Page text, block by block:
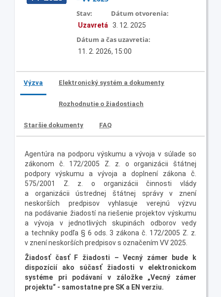
Stav:
Uzavretá
Dátum otvorenia:
3. 12. 2025
Dátum a čas uzavretia:
11. 2. 2026, 15:00
Výzva Elektronický systém a dokumenty
Rozhodnutie o žiadostiach
Staršie dokumenty FAQ
Agentúra na podporu výskumu a vývoja v súlade so
zákonom č. 172/2005 Z. z. o organizácii štátnej
podpory výskumu a vývoja a doplnení zákona č.
575/2001 Z. z. o organizácii činnosti vlády
a organizácii ústrednej štátnej správy v znení
neskorších predpisov vyhlasuje verejnú výzvu
na podávanie žiadostí na riešenie projektov výskumu
a vývoja v jednotlivých skupinách odborov vedy
a techniky podľa § 6 ods. 3 zákona č. 172/2005 Z. z.
v znení neskorších predpisov s označením VV 2025.
Žiadosť časť F žiadosti – Vecný zámer bude k
dispozícií ako súčasť žiadosti v elektronickom
systéme pri podávaní v záložke „Vecný zámer
projektu“ - samostatne pre SK a EN verziu.